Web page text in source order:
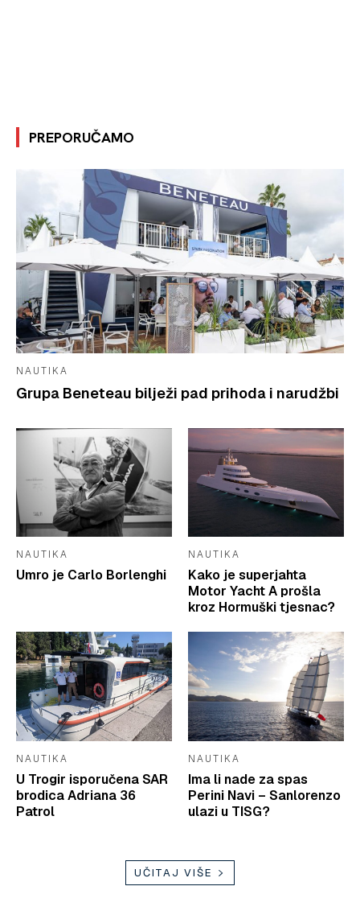
PREPORUČAMO
NAUTIKA
Grupa Beneteau bilježi pad prihoda i narudžbi
NAUTIKA
Umro je Carlo Borlenghi
NAUTIKA
Kako je superjahta
Motor Yacht A prošla
kroz Hormuški tjesnac?
NAUTIKA
U Trogir isporučena SAR
brodica Adriana 36
Patrol
NAUTIKA
Ima li nade za spas
Perini Navi – Sanlorenzo
ulazi u TISG?
UČITAJ VIŠE